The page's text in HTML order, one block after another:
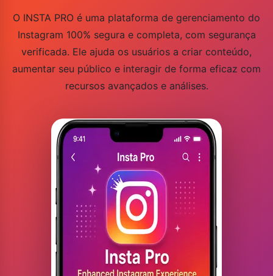
O INSTA PRO é uma plataforma de gerenciamento do
Instagram 100% segura e completa, com segurança
verificada. Ele ajuda os usuários a criar conteúdo,
aumentar seu público e interagir de forma eficaz com
recursos avançados e análises.